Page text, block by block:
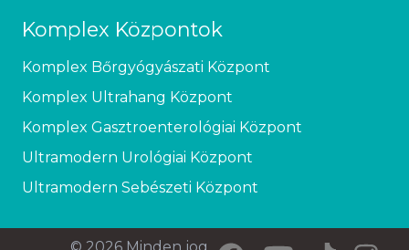
Komplex Központok
Komplex Bőrgyógyászati Központ
Komplex Ultrahang Központ
Komplex Gasztroenterológiai Központ
Ultramodern Urológiai Központ
Ultramodern Sebészeti Központ